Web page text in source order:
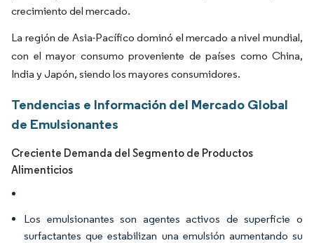
crecimiento del mercado.
La región de Asia-Pacífico dominó el mercado a nivel mundial,
con el mayor consumo proveniente de países como China,
India y Japón, siendo los mayores consumidores.
Tendencias e Información del Mercado Global
de Emulsionantes
Creciente Demanda del Segmento de Productos
Alimenticios
Los emulsionantes son agentes activos de superficie o
surfactantes que estabilizan una emulsión aumentando su